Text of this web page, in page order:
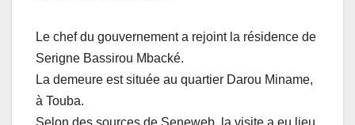
Le chef du gouvernement a rejoint la résidence de
Serigne Bassirou Mbacké.
La demeure est située au quartier Darou Miname,
à Touba.